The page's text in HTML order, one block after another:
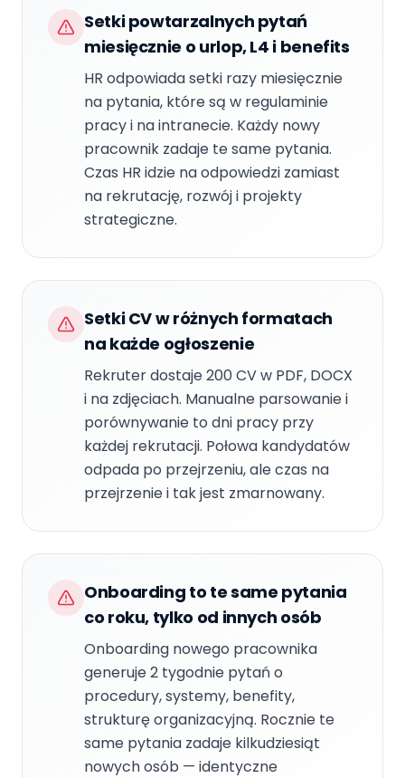
Setki powtarzalnych pytań
miesięcznie o urlop, L4 i benefits
HR odpowiada setki razy miesięcznie
na pytania, które są w regulaminie
pracy i na intranecie. Każdy nowy
pracownik zadaje te same pytania.
Czas HR idzie na odpowiedzi zamiast
na rekrutację, rozwój i projekty
strategiczne.
Setki CV w różnych formatach
na każde ogłoszenie
Rekruter dostaje 200 CV w PDF, DOCX
i na zdjęciach. Manualne parsowanie i
porównywanie to dni pracy przy
każdej rekrutacji. Połowa kandydatów
odpada po przejrzeniu, ale czas na
przejrzenie i tak jest zmarnowany.
Onboarding to te same pytania
co roku, tylko od innych osób
Onboarding nowego pracownika
generuje 2 tygodnie pytań o
procedury, systemy, benefity,
strukturę organizacyjną. Rocznie te
same pytania zadaje kilkudziesiąt
nowych osób — identyczne